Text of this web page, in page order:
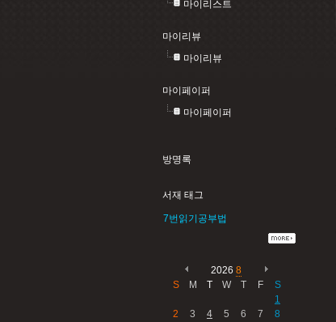
마이리스트
마이리뷰
마이리뷰
마이페이퍼
마이페이퍼
방명록
서재 태그
7번읽기공부법
2026 8
S
M T W T F
S
1
2
3 4 5 6 7
8